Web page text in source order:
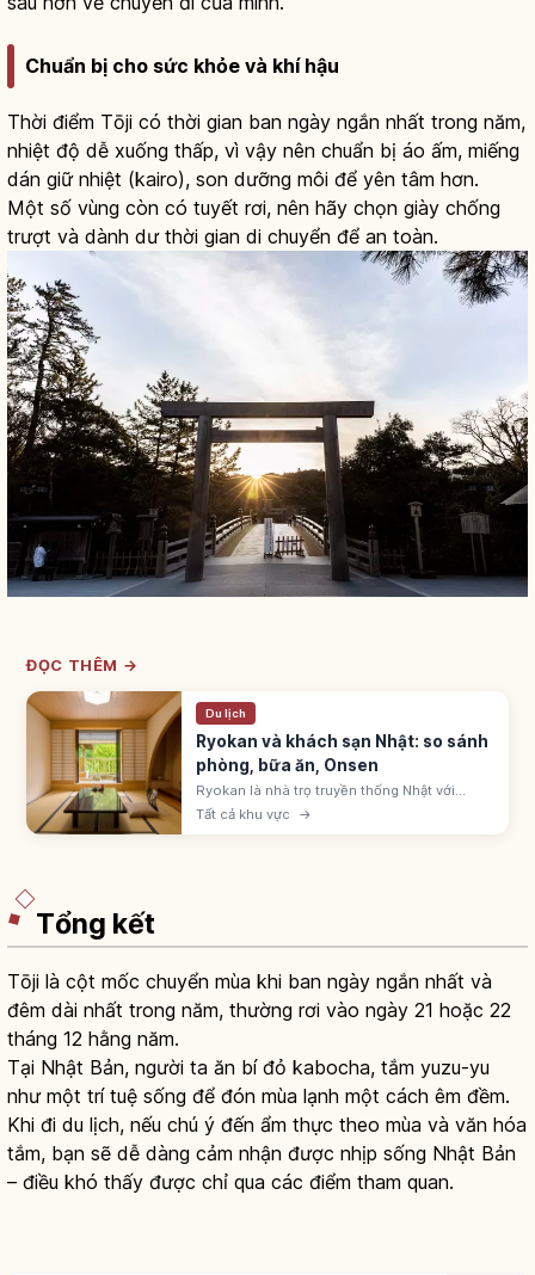
Chuẩn bị cho sức khỏe và khí hậu
Thời điểm Tōji có thời gian ban ngày ngắn nhất trong năm,
nhiệt độ dễ xuống thấp, vì vậy nên chuẩn bị áo ấm, miếng
dán giữ nhiệt (kairo), son dưỡng môi để yên tâm hơn.
Một số vùng còn có tuyết rơi, nên hãy chọn giày chống
trượt và dành dư thời gian di chuyển để an toàn.
ĐỌC THÊM →
Du lịch
Ryokan và khách sạn Nhật: so sánh
phòng, bữa ăn, Onsen
Ryokan là nhà trọ truyền thống Nhật với
phòng tatami, futon, yukata, kaiseki và
onsen. Khách sạn business, city, resort tự
Tất cả khu vực →
Tổng kết
Tōji là cột mốc chuyển mùa khi ban ngày ngắn nhất và
đêm dài nhất trong năm, thường rơi vào ngày 21 hoặc 22
tháng 12 hằng năm.
Tại Nhật Bản, người ta ăn bí đỏ kabocha, tắm yuzu-yu
như một trí tuệ sống để đón mùa lạnh một cách êm đềm.
Khi đi du lịch, nếu chú ý đến ẩm thực theo mùa và văn hóa
tắm, bạn sẽ dễ dàng cảm nhận được nhịp sống Nhật Bản
– điều khó thấy được chỉ qua các điểm tham quan.